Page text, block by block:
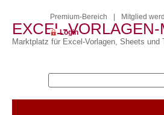
EXCEL-
Marktplatz für Excel-Vorlagen, Sheets und
Premium-Bereich Mitglied
Login